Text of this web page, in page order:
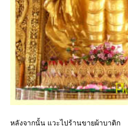
หลังจากนั้น แวะไปร้านขายผ้าบาติก